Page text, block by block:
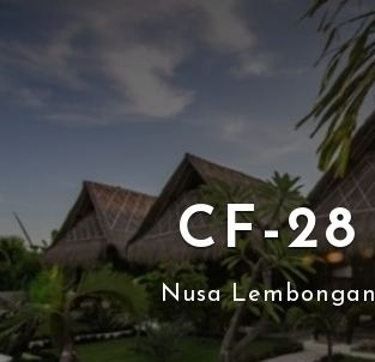
CF-28
Nusa Lembongan